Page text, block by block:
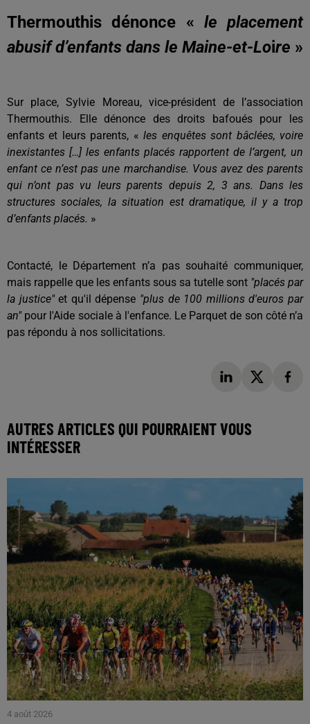
Thermouthis dénonce « le placement
abusif d’enfants dans le Maine-et-Loire »
Sur place, Sylvie Moreau, vice-président de l’association
Thermouthis. Elle dénonce des droits bafoués pour les
enfants et leurs parents, «les enquêtes sont bâclées, voire
inexistantes […] les enfants placés rapportent de l’argent, un
enfant ce n’est pas une marchandise. Vous avez des parents
qui n’ont pas vu leurs parents depuis 2, 3 ans. Dans les
structures sociales, la situation est dramatique, il y a trop
d’enfants placés. »
Contacté, le Département n’a pas souhaité communiquer,
mais rappelle que les enfants sous sa tutelle sont "placés par
la justice"et qu'il dépense "plus de 100 millions d'euros par
an"pour l'Aide sociale à l'enfance. Le Parquet de son côté n’a
pas répondu à nos sollicitations.
AUTRES ARTICLES QUI POURRAIENT VOUS
INTÉRESSER
4 août 2026